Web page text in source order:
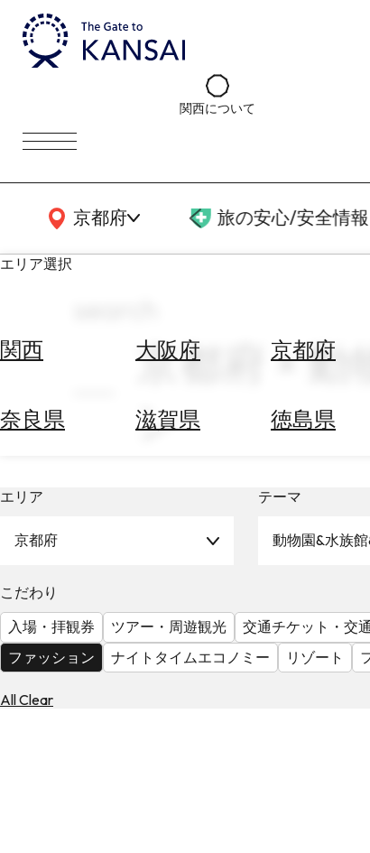
関西について
京都府
関西広域MAP 旅の安心/安全情報
エリア選択
関西 大阪府 京都府
奈良県 滋賀県 徳島県
べ
る
天
気
を
見
京都府 × 動
ン
エリア
京都府
テーマ
動物園&水族
こだわり
入場・拝観券
ツアー・周遊観光 交通チケット・交
ファッション
ナイトタイムエコノミー リゾート
All Clear